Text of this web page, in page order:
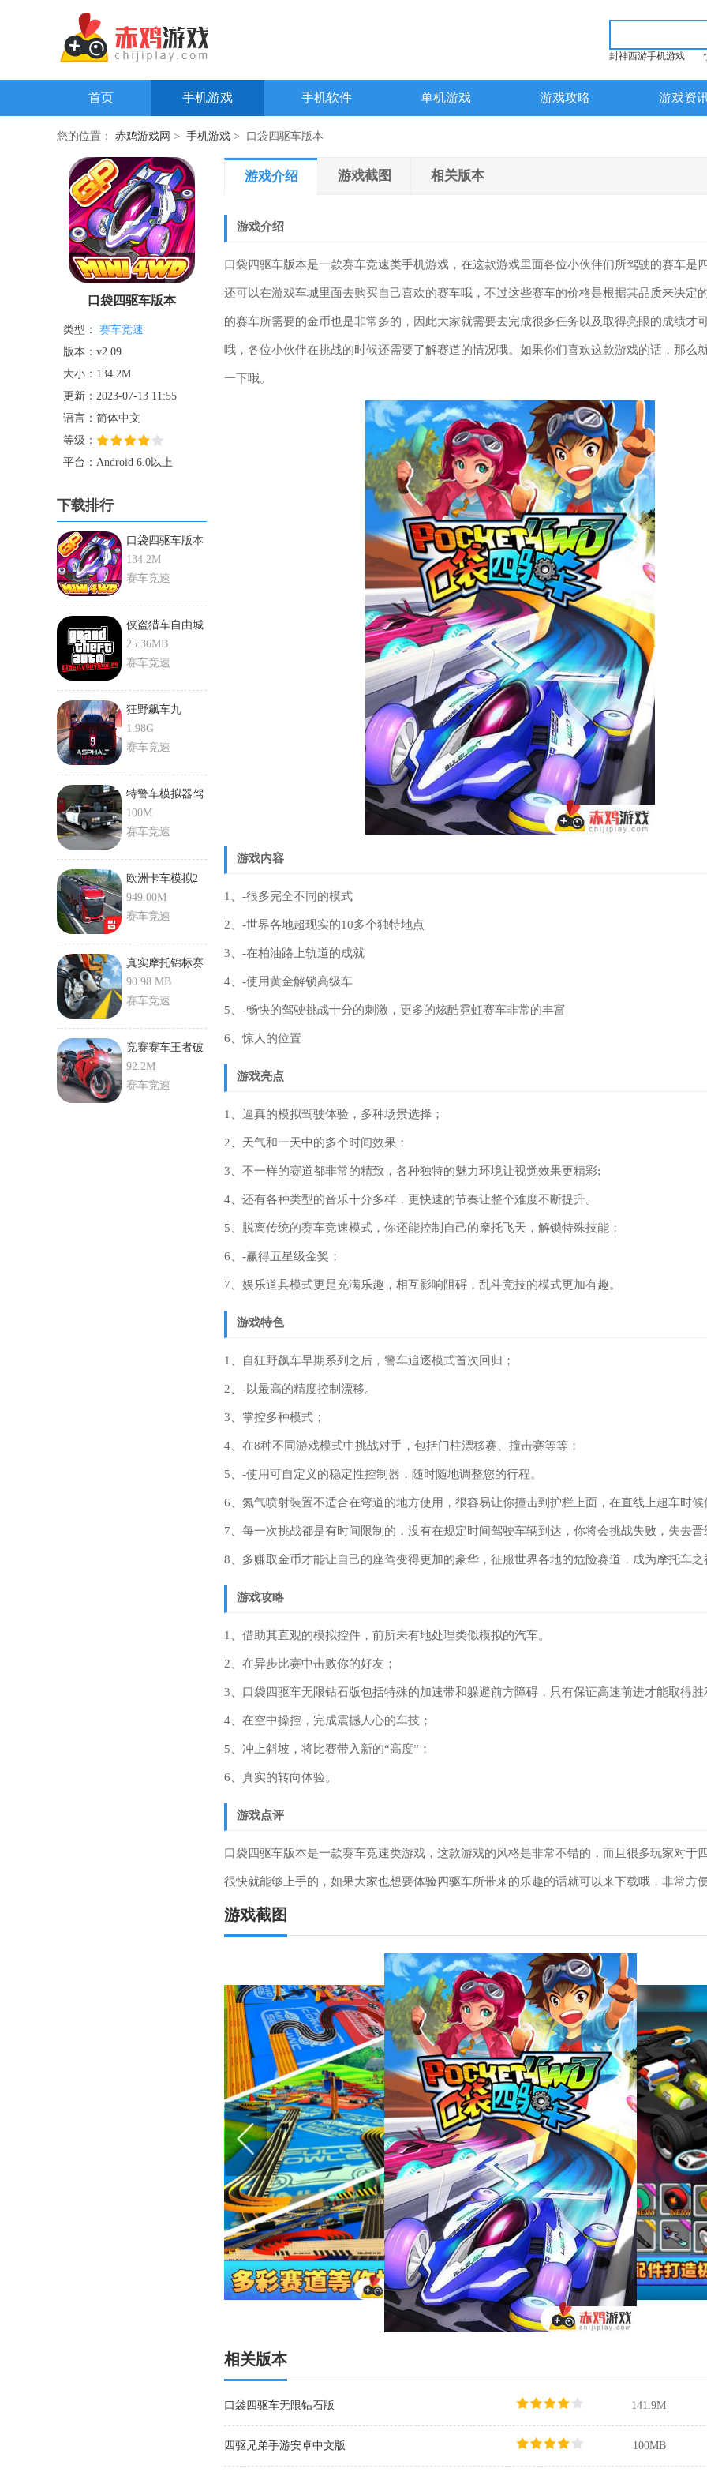
封神西游手机游戏
首页 手机游戏 手机软件 单机游戏 游戏攻略 游戏资
您的位置： 赤鸡游戏网 > 手机游戏 > 口袋四驱车版本
口袋四驱车版本
类型： 赛车竞速
版本：v2.09
大小：134.2M
更新：2023-07-13 11:55
语言：简体中文
等级：
平台：Android 6.0以上
下载排行
口袋四驱车版本
134.2M
赛车竞速
侠盗猎车自由城
中文版
25.36MB
赛车竞速
狂野飙车九
1.98G
赛车竞速
特警车模拟器驾
驶
100M
赛车竞速
欧洲卡车模拟2
手游手机版
949.00M
赛车竞速
真实摩托锦标赛
90.98 MB
赛车竞速
竞赛赛车王者破
解版
92.2M
赛车竞速
游戏介绍 游戏截图 相关版本
游戏介绍
口袋四驱车版本是一款赛车竞速类手机游戏，在这款游戏里面各位小伙伴们所驾驶的赛车是
还可以在游戏车城里面去购买自己喜欢的赛车哦，不过这些赛车的价格是根据其品质来决定
的赛车所需要的金币也是非常多的，因此大家就需要去完成很多任务以及取得亮眼的成绩才
哦，各位小伙伴在挑战的时候还需要了解赛道的情况哦。如果你们喜欢这款游戏的话，那么
一下哦。
游戏内容
1、-很多完全不同的模式
2、-世界各地超现实的10多个独特地点
3、-在柏油路上轨道的成就
4、-使用黄金解锁高级车
5、-畅快的驾驶挑战十分的刺激，更多的炫酷霓虹赛车非常的丰富
6、惊人的位置
游戏亮点
1、逼真的模拟驾驶体验，多种场景选择；
2、天气和一天中的多个时间效果；
3、不一样的赛道都非常的精致，各种独特的魅力环境让视觉效果更精彩;
4、还有各种类型的音乐十分多样，更快速的节奏让整个难度不断提升。
5、脱离传统的赛车竞速模式，你还能控制自己的摩托飞天，解锁特殊技能；
6、-赢得五星级金奖；
7、娱乐道具模式更是充满乐趣，相互影响阻碍，乱斗竞技的模式更加有趣。
游戏特色
1、自狂野飙车早期系列之后，警车追逐模式首次回归；
2、-以最高的精度控制漂移。
3、掌控多种模式；
4、在8种不同游戏模式中挑战对手，包括门柱漂移赛、撞击赛等等；
5、-使用可自定义的稳定性控制器，随时随地调整您的行程。
6、氮气喷射装置不适合在弯道的地方使用，很容易让你撞击到护栏上面，在直线上超车时候
7、每一次挑战都是有时间限制的，没有在规定时间驾驶车辆到达，你将会挑战失败，失去晋
8、多赚取金币才能让自己的座驾变得更加的豪华，征服世界各地的危险赛道，成为摩托车之
游戏攻略
1、借助其直观的模拟控件，前所未有地处理类似模拟的汽车。
2、在异步比赛中击败你的好友；
3、口袋四驱车无限钻石版包括特殊的加速带和躲避前方障碍，只有保证高速前进才能取得胜
4、在空中操控，完成震撼人心的车技；
5、冲上斜坡，将比赛带入新的“高度”；
6、真实的转向体验。
游戏点评
口袋四驱车版本是一款赛车竞速类游戏，这款游戏的风格是非常不错的，而且很多玩家对于
很快就能够上手的，如果大家也想要体验四驱车所带来的乐趣的话就可以来下载哦，非常方便
游戏截图
相关版本
口袋四驱车无限钻石版 141.9M
四驱兄弟手游安卓中文版 100MB